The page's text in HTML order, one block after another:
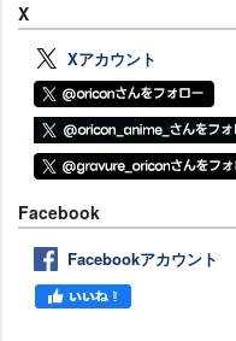
X
Xアカウント
Facebook
Facebookアカウント